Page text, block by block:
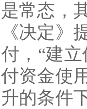
常态，
决定》
，“建
资金使
的条件